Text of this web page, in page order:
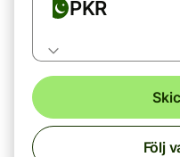
PKR
Följ